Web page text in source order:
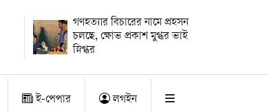
গণহত্যার বিচারের নামে প্রহসন
চলছে, ক্ষোভ প্রকাশ মুগ্ধর ভাই
স্নিগ্ধর
ই-পেপার লগইন